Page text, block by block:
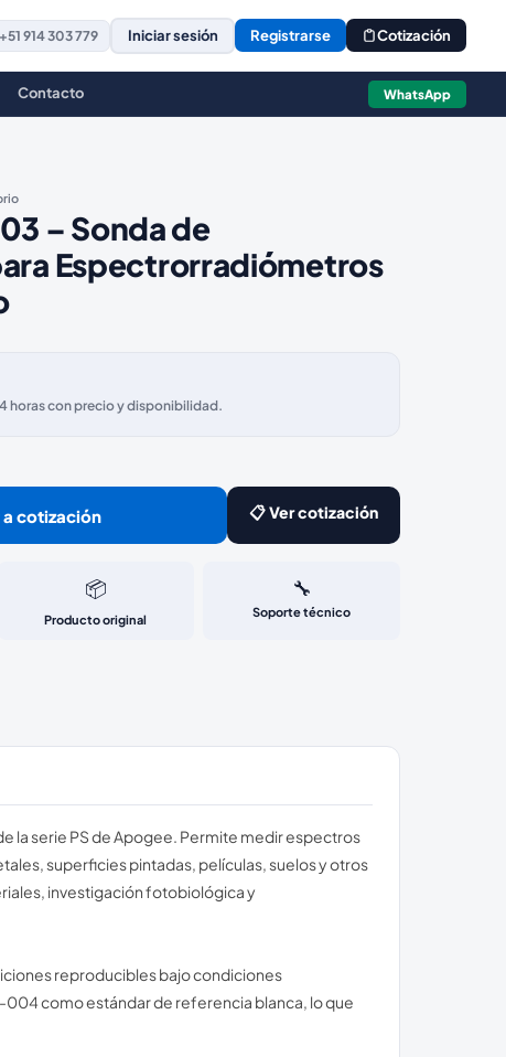
+51 914 303 779 Iniciar sesión Registrarse Cotización
Contacto WhatsApp
– Sonda de
Espectrorradiómetros
horas con precio y disponibilidad.
cotización 📋 Ver cotización
📦
Producto original
🔧
Soporte técnico
la serie PS de Apogee. Permite medir espectros
superficies pintadas, películas, suelos y otros
investigación fotobiológica y
reproducibles bajo condiciones
como estándar de referencia blanca, lo que